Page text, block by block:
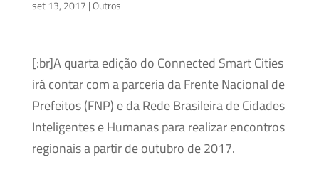
set 13, 2017 |Outros
[:br]A quarta edição do Connected Smart Cities
irá contar com a parceria da Frente Nacional de
Prefeitos (FNP) e da Rede Brasileira de Cidades
Inteligentes e Humanas para realizar encontros
regionais a partir de outubro de 2017.